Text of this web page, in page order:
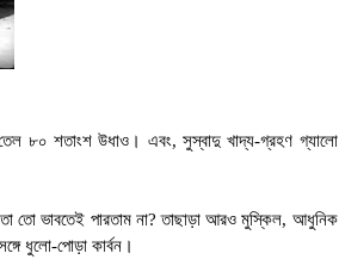
তেল ৮০ শতাংশ উধাও । এবং, সুস্বাদু খাদ্য-গ্রহণ গ্যালো
তো ভাবতেই পারতাম না? তাছাড়া আরও মুস্কিল, আধুনিক
ধুলো-পোড়া কার্বন।